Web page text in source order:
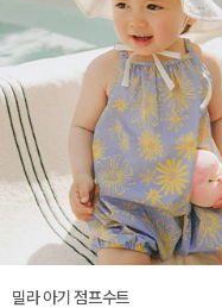
밀라 아기 점프수트